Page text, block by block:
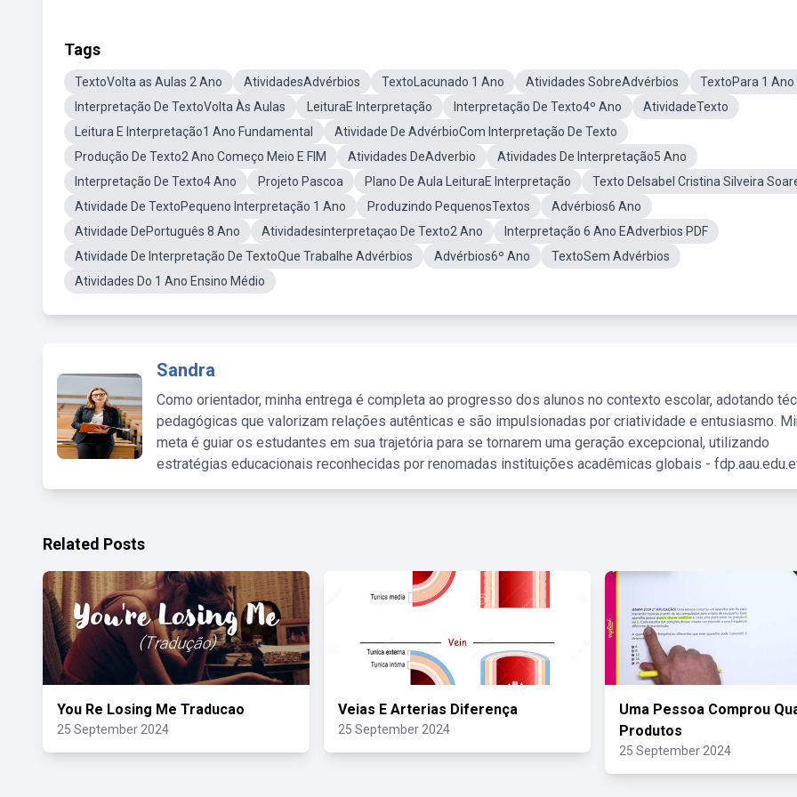
Tags
TextoVolta as Aulas 2 Ano AtividadesAdvérbios TextoLacunado 1 Ano Atividades SobreAdvérbios
TextoPara 1 Ano
Interpretação De TextoVolta Às Aulas
LeituraE Interpretação Interpretação De Texto4º Ano
AtividadeTexto
Leitura E Interpretação1 Ano Fundamental
Atividade De AdvérbioCom Interpretação De Texto
Produção De Texto2 Ano Começo Meio E FIM
Atividades DeAdverbio
Atividades De Interpretação5 Ano
Interpretação De Texto4 Ano
Projeto Pascoa Plano De Aula LeituraE Interpretação
Texto DeIsabel Cristina Silveira
Atividade De TextoPequeno Interpretação 1 Ano
Produzindo PequenosTextos
Advérbios6 Ano
Atividade DePortuguês 8 Ano
Atividadesinterpretaçao De Texto2 Ano
Interpretação 6 Ano EAdverbios PDF
Atividade De Interpretação De TextoQue Trabalhe Advérbios
Advérbios6º Ano
TextoSem Advérbios
Atividades Do 1 Ano Ensino Médio
Sandra
Como orientador, minha entrega é completa ao progresso dos alunos no contexto escolar, adotando
pedagógicas que valorizam relações autênticas e são impulsionadas por criatividade e entusiasmo.
meta é guiar os estudantes em sua trajetória para se tornarem uma geração excepcional, utilizando
estratégias educacionais reconhecidas por renomadas instituições acadêmicas globais -
Related Posts
You Re Losing Me Traducao
25 September 2024
Veias E Arterias Diferença
25 September 2024
Uma Pessoa Comprou
Produtos
25 September 2024